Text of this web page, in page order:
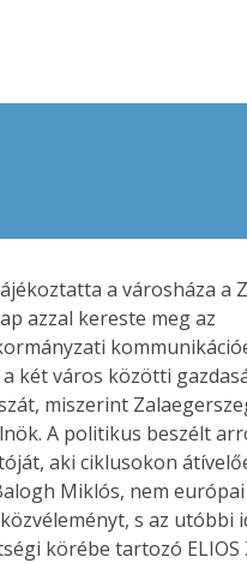
a városháza a
azzal kereste meg az
két város közötti
miszerint
A politikus beszélt
aki ciklusokon
Miklós, nem
s az utóbbi
körébe tartozó ELIOS